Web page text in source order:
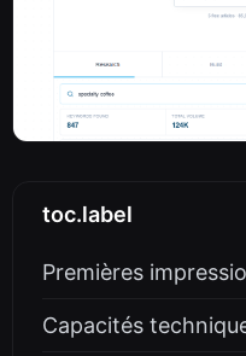
toc.label
Premières
Capacités